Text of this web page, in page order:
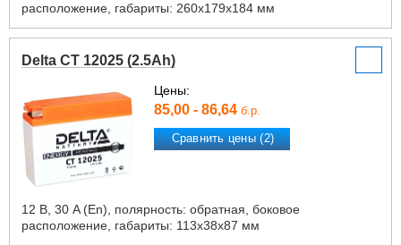
расположение, габариты: 260х179х184 мм
Delta CT 12025 (2.5Ah)
Цены:
85,00 - 86,64 б.р.
Сравнить цены (2)
12 В, 30 A (En), полярность: обратная, боковое
расположение, габариты: 113х38х87 мм